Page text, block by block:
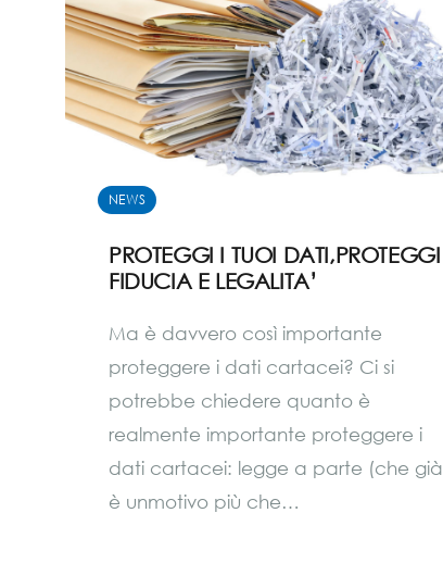
NEWS
PROTEGGI I TUOI DATI,PROTEGGI
FIDUCIA E LEGALITA’
Ma è davvero così importante
proteggere i dati cartacei? Ci si
potrebbe chiedere quanto è
realmente importante proteggere i
dati cartacei: legge a parte (che già
è unmotivo più che…